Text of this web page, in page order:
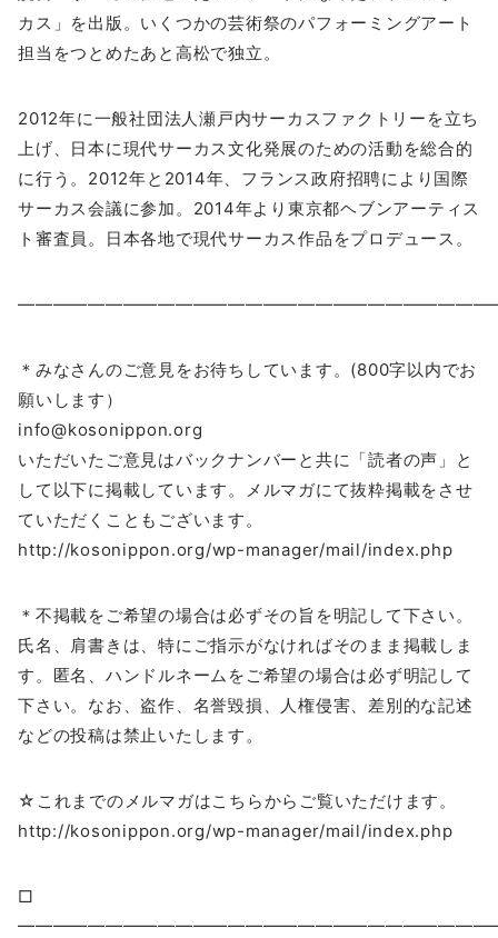
カス」を出版。いくつかの芸術祭のパフォーミングアート
担当をつとめたあと高松で独立。
2012年に一般社団法人瀬戸内サーカスファクトリーを立ち
上げ、日本に現代サーカス文化発展のための活動を総合的
に行う。2012年と2014年、フランス政府招聘により国際
サーカス会議に参加。2014年より東京都ヘブンアーティス
ト審査員。日本各地で現代サーカス作品をプロデュース。
＊みなさんのご意見をお待ちしています。(800字以内でお
願いします）
info@kosonippon.org
いただいたご意見はバックナンバーと共に「読者の声」と
して以下に掲載しています。メルマガにて抜粋掲載をさせ
ていただくこともございます。
http://kosonippon.org/wp-manager/mail/index.php
＊不掲載をご希望の場合は必ずその旨を明記して下さい。
氏名、肩書きは、特にご指示がなければそのまま掲載しま
す。匿名、ハンドルネームをご希望の場合は必ず明記して
下さい。なお、盗作、名誉毀損、人権侵害、差別的な記述
などの投稿は禁止いたします。
☆これまでのメルマガはこちらからご覧いただけます。
http://kosonippon.org/wp-manager/mail/index.php
□